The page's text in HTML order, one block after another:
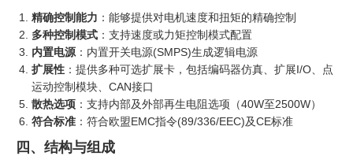
精确控制能力 ：能够提供对电机速度和扭矩的精确控制
多种控制模式 ：支持速度或力矩控制模式配置
内置电源 ：内置开关电源(SMPS)生成逻辑电源
扩展性 ：提供多种可选扩展卡，包括编码器仿真、扩展I/O、点
运动控制模块、CAN接口
散热选项 ：支持内部及外部再生电阻选项（40W至2500W）
符合标准 ：符合欧盟EMC指令(89/336/EEC)及CE标准
四、结构与组成